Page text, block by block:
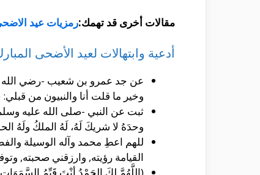
مقالات أخرى قد تهمك:رمزيات عيد
أدعية وابتهالات لعيد الأضحى
عن جد عمرو بن شعيب -رضي الله
وخير ما قلت أنا والنبيون من
ثبت عن النبي -صلى الله عليه
وحدَهُ لا شريكَ لَهُ، لَهُ الملكُ ولَهُ
للهم اعطِ محمد وآله الوسيلة
القيامة رؤيته, وارزقني صحبته,
(اللَّهُمَّ لكَ الحَمْدُ أنْتَ قَيِّمُ